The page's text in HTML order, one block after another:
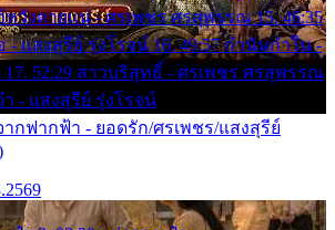
หวังตายแน่ - ศรเพชร ศรสุพรรณ 15. 46:35
- แสงสุรีย์ รุ่งโรจน์ 16. 49:57 กำนันกำใน -
52:29 สาวบริสุทธิ์ - ศรเพชร ศรสุพรรณ
า - แสงสุรีย์ รุ่งโรจน์
ากฟากฟ้า - ยอดรัก/ศรเพชร/แสงสุรีย์